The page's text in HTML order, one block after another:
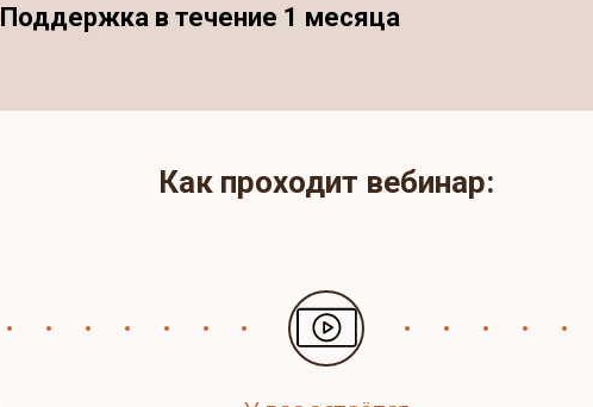
Поддержка в течение 1 месяца
Как проходит вебинар: